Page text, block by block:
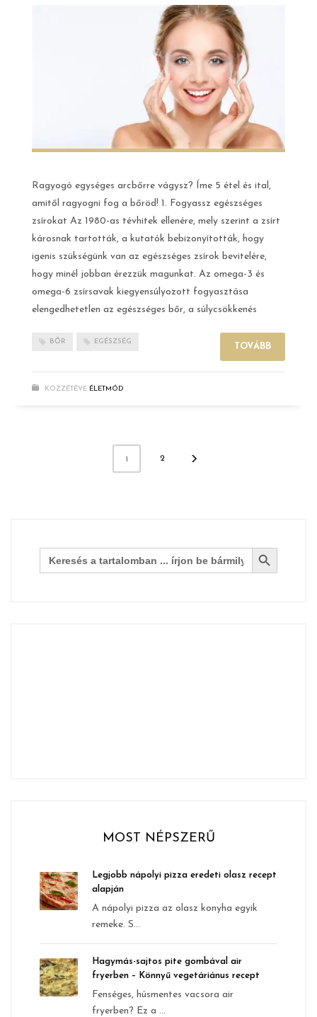
Ragyogó egységes arcbőrre vágysz? Íme 5 étel és ital,
amitől ragyogni fog a bőröd! 1. Fogyassz egészséges
zsírokat Az 1980-as tévhitek ellenére, mely szerint a zsírt
károsnak tartották, a kutatók bebizonyították, hogy
igenis szükségünk van az egészséges zsírok bevitelére,
hogy minél jobban érezzük magunkat. Az omega-3 és
omega-6 zsírsavak kiegyensúlyozott fogyasztása
elengedhetetlen az egészséges bőr, a súlycsökkenés
BŐR EGÉSZSÉG
TOVÁBB
KÖZZÉTÉVE ÉLETMÓD
1 2
Search
for:
Search Button
MOST NÉPSZERŰ
Legjobb nápolyi pizza eredeti olasz recept
alapján
A nápolyi pizza az olasz konyha egyik
remeke. S...
Hagymás-sajtos pite gombával air
fryerben – Könnyű vegetáriánus recept
Fenséges, húsmentes vacsora air
fryerben? Ez a ...